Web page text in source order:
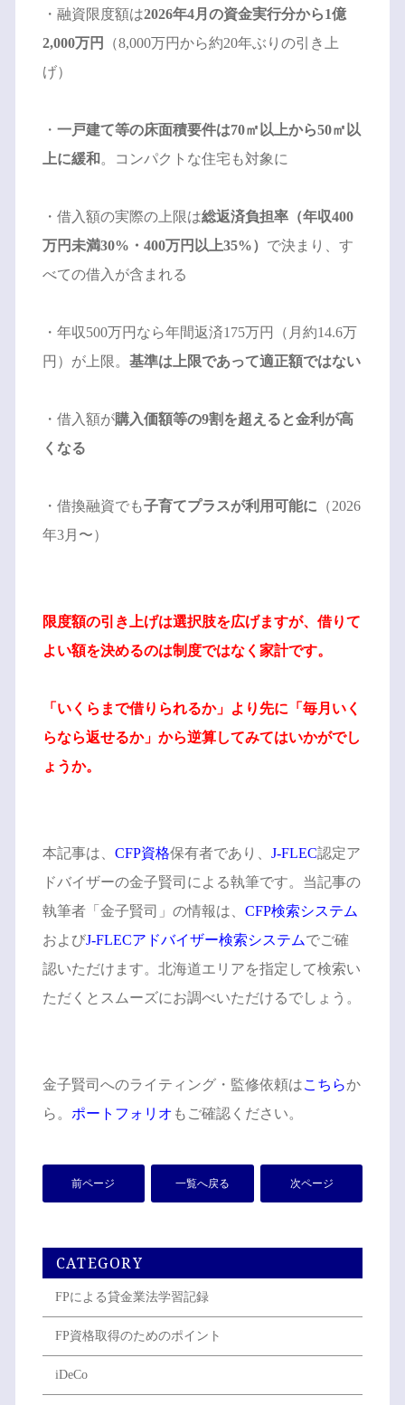
・融資限度額は2026年4月の資金実行分から1億
2,000万円
（8,000万円から約20年ぶりの引き上
げ）
・ 一戸建て等の床面積要件は70㎡以上から50㎡以
上に緩和 。コンパクトな住宅も対象に
・借入額の実際の上限は総返済負担率（年収400
万円未満30%・400万円以上35%） で決まり、す
べての借入が含まれる
・年収500万円なら年間返済175万円（月約14.6万
円）が上限。 基準は上限であって適正額ではない
・借入額が購入価額等の9割を超えると金利が高
くなる
・借換融資でも子育てプラスが利用可能に （2026
年3月〜）
限度額の引き上げは選択肢を広げますが、借りて
よい額を決めるのは制度ではなく家計です。
「いくらまで借りられるか」より先に「毎月いく
らなら返せるか」から逆算してみてはいかがでし
ょうか。
本記事は、 CFP資格保有者であり、 J-FLEC認定ア
ドバイザーの金子賢司による執筆です。当記事の
執筆者「金子賢司」の情報は、 CFP検索システム
およびJ-FLECアドバイザー検索システムでご確
認いただけます。北海道エリアを指定して検索い
ただくとスムーズにお調べいただけるでしょう。
金子賢司へのライティング・監修依頼はこちらか
ら。 ポートフォリオ もご確認ください。
前ページ 一覧へ戻る 次ページ
CATEGORY
FPによる貸金業法学習記録
FP資格取得のためのポイント
iDeCo